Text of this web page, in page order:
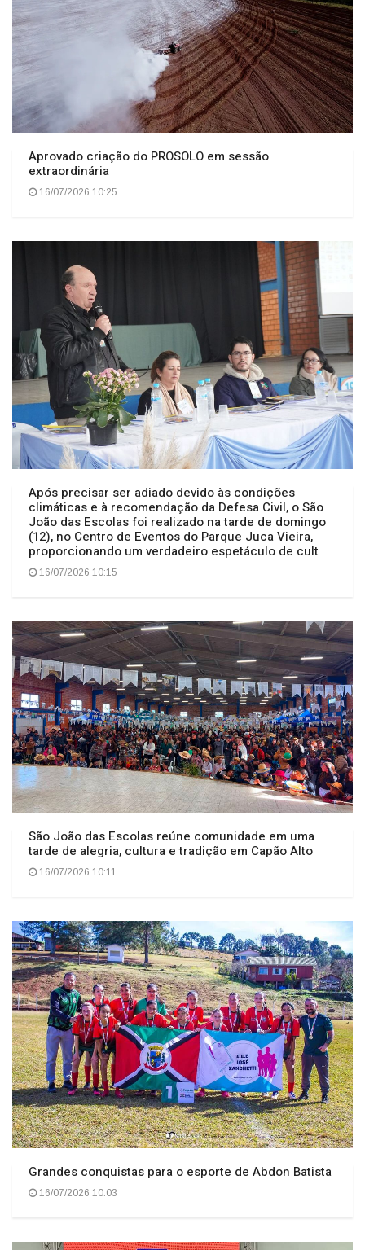
Aprovado criação do PROSOLO em sessão
extraordinária
16/07/2026 10:25
Após precisar ser adiado devido às condições
climáticas e à recomendação da Defesa Civil, o São
João das Escolas foi realizado na tarde de domingo
(12), no Centro de Eventos do Parque Juca Vieira,
proporcionando um verdadeiro espetáculo de cult
16/07/2026 10:15
São João das Escolas reúne comunidade em uma
tarde de alegria, cultura e tradição em Capão Alto
16/07/2026 10:11
Grandes conquistas para o esporte de Abdon Batista
16/07/2026 10:03